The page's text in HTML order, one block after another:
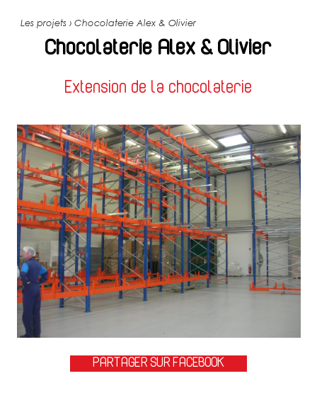
Les projets › Chocolaterie Alex & Olivier
Chocolaterie Alex & Olivier
Extension de la chocolaterie
PARTAGER SUR FACEBOOK